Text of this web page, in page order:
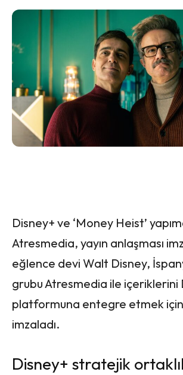
Disney+ ve ‘Money Heist’
Atresmedia, yayın anlaşması
eğlence devi Walt Disney,
grubu Atresmedia ile içeriklerini
platformuna entegre etmek
imzaladı.
Disney+ stratejik